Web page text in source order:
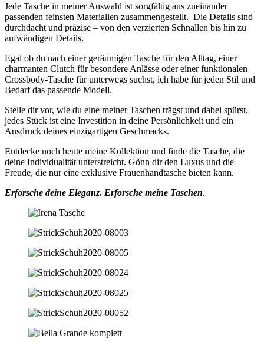
Jede Tasche in meiner Auswahl ist sorgfältig aus zueinander
passenden feinsten Materialien zusammengestellt. Die Details sind
durchdacht und präzise – von den verzierten Schnallen bis hin zu
aufwändigen Details.
Egal ob du nach einer geräumigen Tasche für den Alltag, einer
charmanten Clutch für besondere Anlässe oder einer funktionalen
Crossbody-Tasche für unterwegs suchst, ich habe für jeden Stil und
Bedarf das passende Modell.
Stelle dir vor, wie du eine meiner Taschen trägst und dabei spürst,
jedes Stück ist eine Investition in deine Persönlichkeit und ein
Ausdruck deines einzigartigen Geschmacks.
Entdecke noch heute meine Kollektion und finde die Tasche, die
deine Individualität unterstreicht. Gönn dir den Luxus und die
Freude, die nur eine exklusive Frauenhandtasche bieten kann.
Erforsche deine Eleganz. Erforsche meine Taschen.